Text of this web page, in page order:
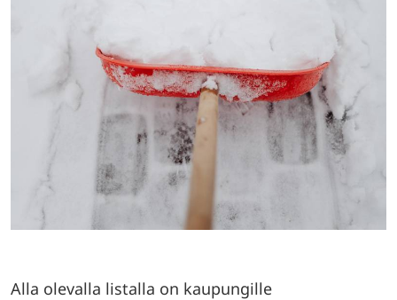
Alla olevalla listalla on kaupungille